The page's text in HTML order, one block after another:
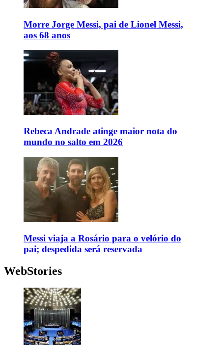
Morre Jorge Messi, pai de Lionel Messi,
aos 68 anos
Rebeca Andrade atinge maior nota do
mundo no salto em 2026
Messi viaja a Rosário para o velório do
pai; despedida será reservada
WebStories